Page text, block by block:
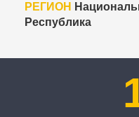
РЕГИОН
Республика